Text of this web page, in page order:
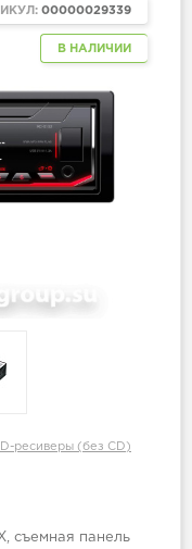
В НАЛИЧИИ
00000029339
ресиверы (без CD)
съемная панель